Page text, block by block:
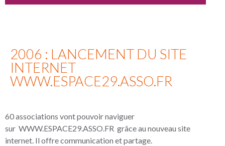
2006 : LANCEMENT DU SITE
INTERNET
WWW.ESPACE29.ASSO.FR
60 associations vont pouvoir naviguer
sur WWW.ESPACE29.ASSO.FR grâce au nouveau site
internet. Il offre communication et partage.